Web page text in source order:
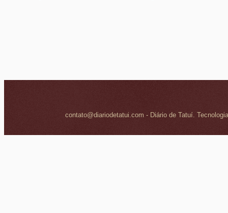
contato@diariodetatui.com - Diário de Tatuí.